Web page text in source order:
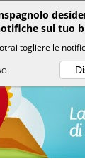
and to
metrics
sul tuo
togliere le